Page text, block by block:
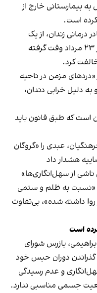
بیمارستانی خارج از
است.
درمانی زندان، از یک
پزشک متخصص برای درمان او در روز ۲۳ مرداد وقت گرفته
کرد.
مزمن در ناحیه
دلیل خرابی دندان،
در زندان است که طبق قانون باید
عبدی را «گروگان
هشدار داد
از سهل‌انگاری‌ها»
«نسبت به ظلم و ستمی
داشته ‌شده‌»، بی‌تفاوت
است
بازرس شورای
دوران حبس خود
و عدم رسیدگی
جسمی مناسبی ندارد.